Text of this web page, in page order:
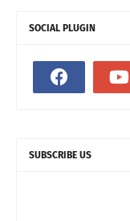
SOCIAL PLUGIN
SUBSCRIBE US